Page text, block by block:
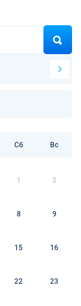
Сб Вс
1 2
8 9
15 16
22 23